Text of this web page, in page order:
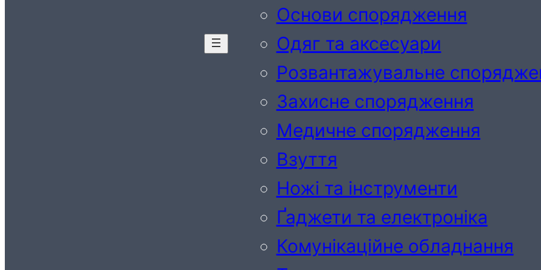
Основи спорядження
Одяг та аксесуари
Розвантажувальне
Захисне спорядження
Медичне спорядження
Взуття
Ножі та інструменти
Ґаджети та електроніка
Комунікаційне обладнання